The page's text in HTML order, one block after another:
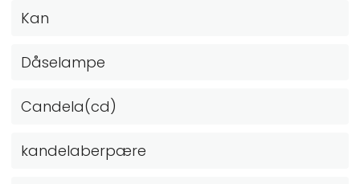
Kan
Dåselampe
Candela(cd)
kandelaberpære